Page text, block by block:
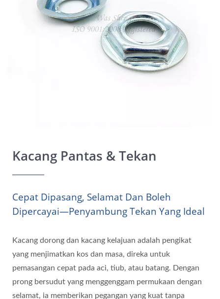
Kacang Pantas & Tekan
Cepat Dipasang, Selamat Dan Boleh
Dipercayai—Penyambung Tekan Yang Ideal
Kacang dorong dan kacang kelajuan adalah pengikat
yang menjimatkan kos dan masa, direka untuk
pemasangan cepat pada aci, tiub, atau batang. Dengan
prong bersudut yang menggenggam permukaan dengan
selamat, ia memberikan pegangan yang kuat tanpa